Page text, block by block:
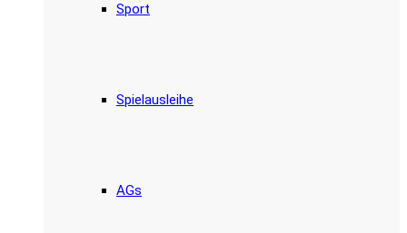
Sport
Spielausleihe
AGs